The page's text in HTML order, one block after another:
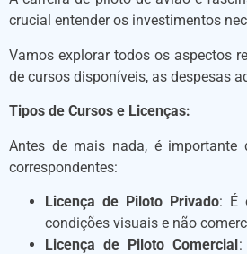
crucial entender os investimentos
Vamos explorar todos os aspectos
de cursos disponíveis, as despesas
Tipos de Cursos e Licenças:
Antes de mais nada, é
correspondentes:
Licença de Piloto Privado: É
condições visuais e não
Licença de Piloto Comercial: